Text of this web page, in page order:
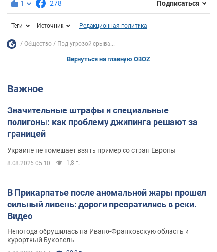
1 278 Подписаться
Теги Источник Редакционная политика
Общество Под угрозой срыва...
Вернуться на главную OBOZ
Важное
Значительные штрафы и специальные
полигоны: как проблему джипинга решают за
границей
Украине не помешает взять пример со стран Европы
8.08.2026 05:10 1,8 т.
В Прикарпатье после аномальной жары прошел
сильный ливень: дороги превратились в реки.
Видео
Непогода обрушилась на Ивано-Франковскую область и
курортный Буковель